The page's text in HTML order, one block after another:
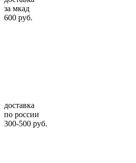
за мкад
600 руб.
доставка
по россии
300-500 руб.